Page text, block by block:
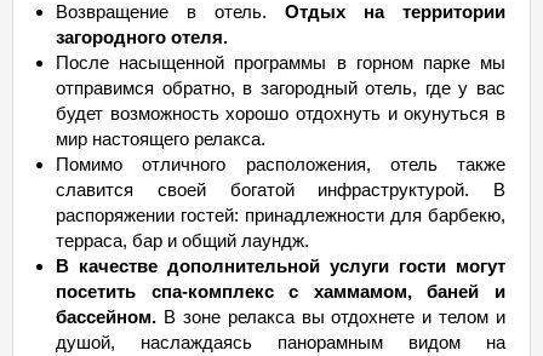
Возвращение в отель. Отдых на территории
загородного отеля.
После насыщенной программы в горном парке мы
отправимся обратно, в загородный отель, где у вас
будет возможность хорошо отдохнуть и окунуться в
мир настоящего релакса.
Помимо отличного расположения, отель также
славится своей богатой инфраструктурой. В
распоряжении гостей: принадлежности для барбекю,
терраса, бар и общий лаундж.
В качестве дополнительной услуги гости могут
посетить спа-комплекс с хаммамом, баней и
бассейном. В зоне релакса вы отдохнете и телом и
душой, наслаждаясь панорамным видом на